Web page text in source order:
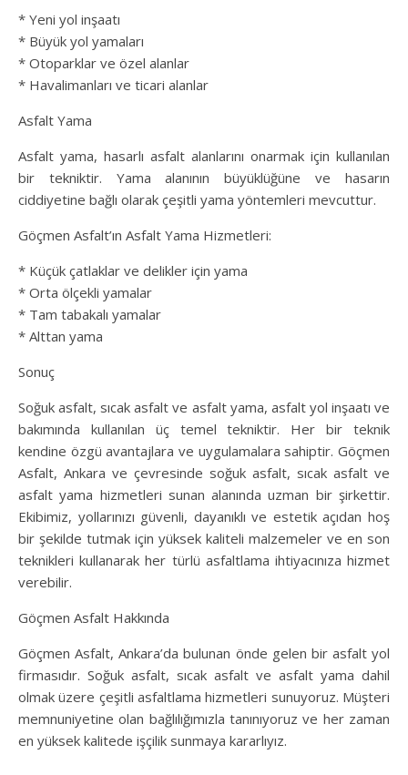
* Yeni yol inşaatı
* Büyük yol yamaları
* Otoparklar ve özel alanlar
* Havalimanları ve ticari alanlar
Asfalt Yama
Asfalt yama, hasarlı asfalt alanlarını onarmak için kullanılan
bir tekniktir. Yama alanının büyüklüğüne ve hasarın
ciddiyetine bağlı olarak çeşitli yama yöntemleri mevcuttur.
Göçmen Asfalt’ın Asfalt Yama Hizmetleri:
* Küçük çatlaklar ve delikler için yama
* Orta ölçekli yamalar
* Tam tabakalı yamalar
* Alttan yama
Sonuç
Soğuk asfalt, sıcak asfalt ve asfalt yama, asfalt yol inşaatı ve
bakımında kullanılan üç temel tekniktir. Her bir teknik
kendine özgü avantajlara ve uygulamalara sahiptir. Göçmen
Asfalt, Ankara ve çevresinde soğuk asfalt, sıcak asfalt ve
asfalt yama hizmetleri sunan alanında uzman bir şirkettir.
Ekibimiz, yollarınızı güvenli, dayanıklı ve estetik açıdan hoş
bir şekilde tutmak için yüksek kaliteli malzemeler ve en son
teknikleri kullanarak her türlü asfaltlama ihtiyacınıza hizmet
verebilir.
Göçmen Asfalt Hakkında
Göçmen Asfalt, Ankara’da bulunan önde gelen bir asfalt yol
firmasıdır. Soğuk asfalt, sıcak asfalt ve asfalt yama dahil
olmak üzere çeşitli asfaltlama hizmetleri sunuyoruz. Müşteri
memnuniyetine olan bağlılığımızla tanınıyoruz ve her zaman
en yüksek kalitede işçilik sunmaya kararlıyız.